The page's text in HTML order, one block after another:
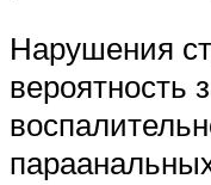
Нарушения
вероятность